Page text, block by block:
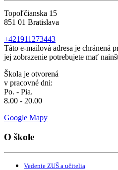
Topoľčianska 15
851 01 Bratislava
+421911273443
Táto e-mailová adresa je chránená
jej zobrazenie potrebujete mať
Škola je otvorená
v pracovné dni:
Po. - Pia.
8.00 - 20.00
Google Mapy
O škole
Vedenie ZUŠ a učitelia